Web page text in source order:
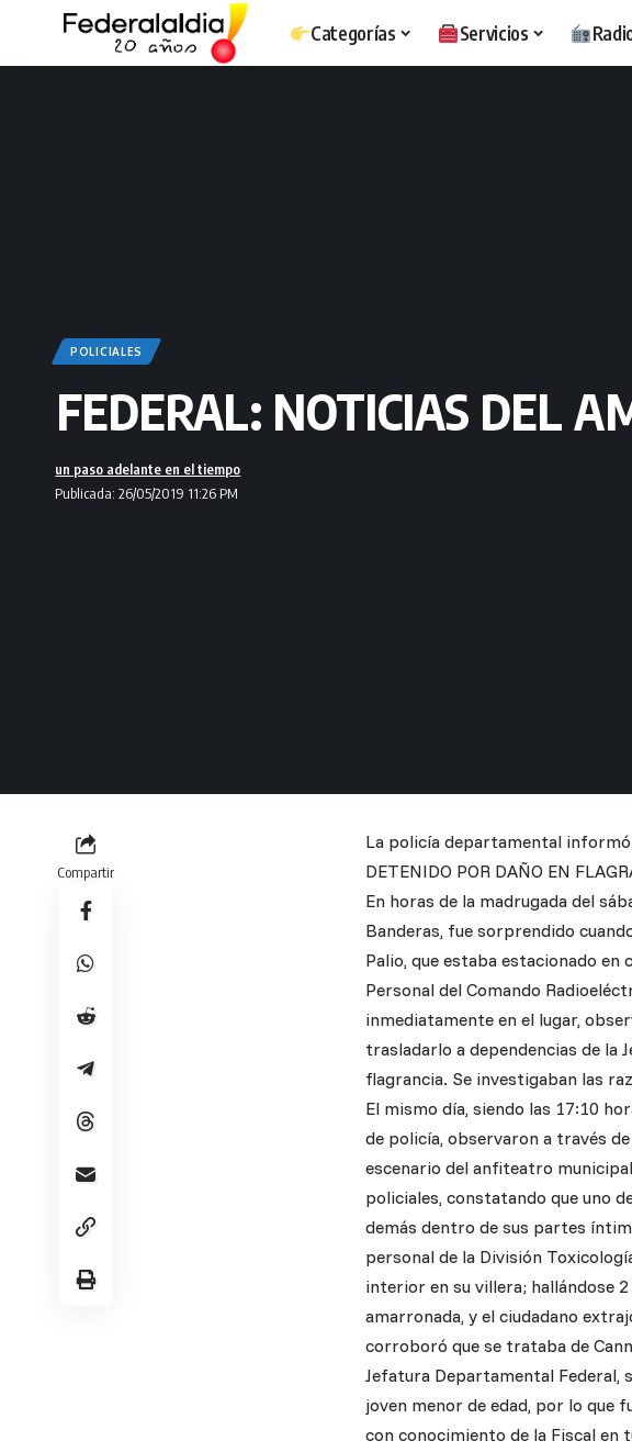
Categorías Servicios
POLICIALES
FEDERAL: NOTICIAS DEL
Publicada: 26/05/2019 11:26 PM
un paso adelante en el tiempo
Compartir
La policía departamental informó
DETENIDO POR DAÑO EN
En horas de la madrugada del
Banderas, fue sorprendido
Palio, que estaba estacionado en
Personal del Comando
inmediatamente en el lugar,
trasladarlo a dependencias de la
flagrancia. Se investigaban las
El mismo día, siendo las 17:10
de policía, observaron a través
escenario del anfiteatro
policiales, constatando que uno
demás dentro de sus partes
personal de la División
interior en su villera; hallándose
amarronada, y el ciudadano
corroboró que se trataba de
Jefatura Departamental Federal,
joven menor de edad, por lo que
con conocimiento de la Fiscal en